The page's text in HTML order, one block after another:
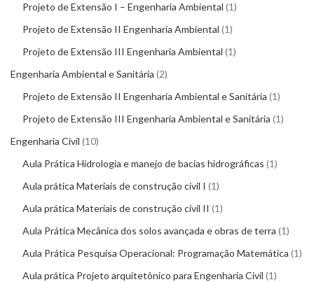
Projeto de Extensão I – Engenharia Ambiental 1
Projeto de Extensão II Engenharia Ambiental 1
Projeto de Extensão III Engenharia Ambiental 1
Engenharia Ambiental e Sanitária 2
Projeto de Extensão II Engenharia Ambiental e Sanitária 1
Projeto de Extensão III Engenharia Ambiental e Sanitária 1
Engenharia Civil 10
Aula Prática Hidrologia e manejo de bacias hidrográficas 1
Aula prática Materiais de construção civil I 1
Aula prática Materiais de construção civil II 1
Aula Prática Mecânica dos solos avançada e obras de terra 1
Aula Prática Pesquisa Operacional: Programação Matemática 1
Aula prática Projeto arquitetônico para Engenharia Civil 1